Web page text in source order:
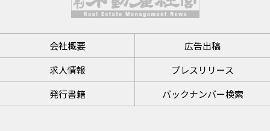
会社概要
広告出稿
求人情報
プレスリリース
発行書籍
バックナンバー検索